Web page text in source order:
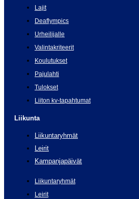
Lajit
Deaflympics
Urheilijalle
Valintakriteerit
Koulutukset
Pajulahti
Tulokset
Liiton kv-tapahtumat
Liikunta
Liikuntaryhmät
Leirit
Kampanjapäivät
Liikuntaryhmät
Leirit